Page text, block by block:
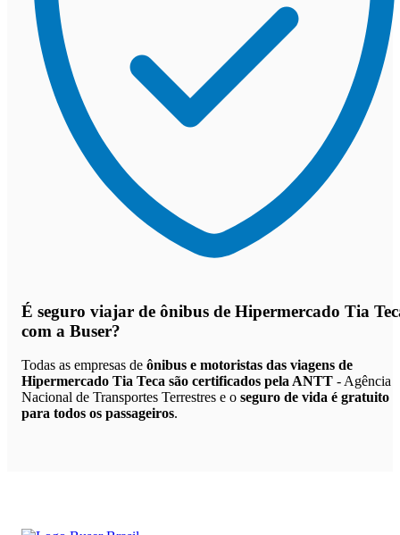
É seguro viajar de ônibus de Hipermercado Tia
com a Buser?
Todas as empresas de ônibus e motoristas das viagens de
Hipermercado Tia Teca são certificados pela ANTT - Agência
Nacional de Transportes Terrestres e o seguro de vida é gratuito
para todos os passageiros.